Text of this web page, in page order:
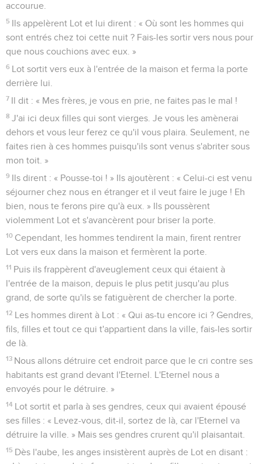
accourue.
5 Ils appelèrent Lot et lui dirent : « Où sont les hommes qui
sont entrés chez toi cette nuit ? Fais-les sortir vers nous pour
que nous couchions avec eux. »
6 Lot sortit vers eux à l'entrée de la maison et ferma la porte
derrière lui.
7 Il dit : « Mes frères, je vous en prie, ne faites pas le mal !
8 J'ai ici deux filles qui sont vierges. Je vous les amènerai
dehors et vous leur ferez ce qu'il vous plaira. Seulement, ne
faites rien à ces hommes puisqu'ils sont venus s'abriter sous
mon toit. »
9 Ils dirent : « Pousse-toi ! » Ils ajoutèrent : « Celui-ci est venu
séjourner chez nous en étranger et il veut faire le juge ! Eh
bien, nous te ferons pire qu'à eux. » Ils poussèrent
violemment Lot et s'avancèrent pour briser la porte.
10 Cependant, les hommes tendirent la main, firent rentrer
Lot vers eux dans la maison et fermèrent la porte.
11 Puis ils frappèrent d'aveuglement ceux qui étaient à
l'entrée de la maison, depuis le plus petit jusqu'au plus
grand, de sorte qu'ils se fatiguèrent de chercher la porte.
12 Les hommes dirent à Lot : « Qui as-tu encore ici ? Gendres,
fils, filles et tout ce qui t'appartient dans la ville, fais-les sortir
de là.
13 Nous allons détruire cet endroit parce que le cri contre ses
habitants est grand devant l'Eternel. L'Eternel nous a
envoyés pour le détruire. »
14 Lot sortit et parla à ses gendres, ceux qui avaient épousé
ses filles : « Levez-vous, dit-il, sortez de là, car l'Eternel va
détruire la ville. » Mais ses gendres crurent qu'il plaisantait.
15 Dès l'aube, les anges insistèrent auprès de Lot en disant :